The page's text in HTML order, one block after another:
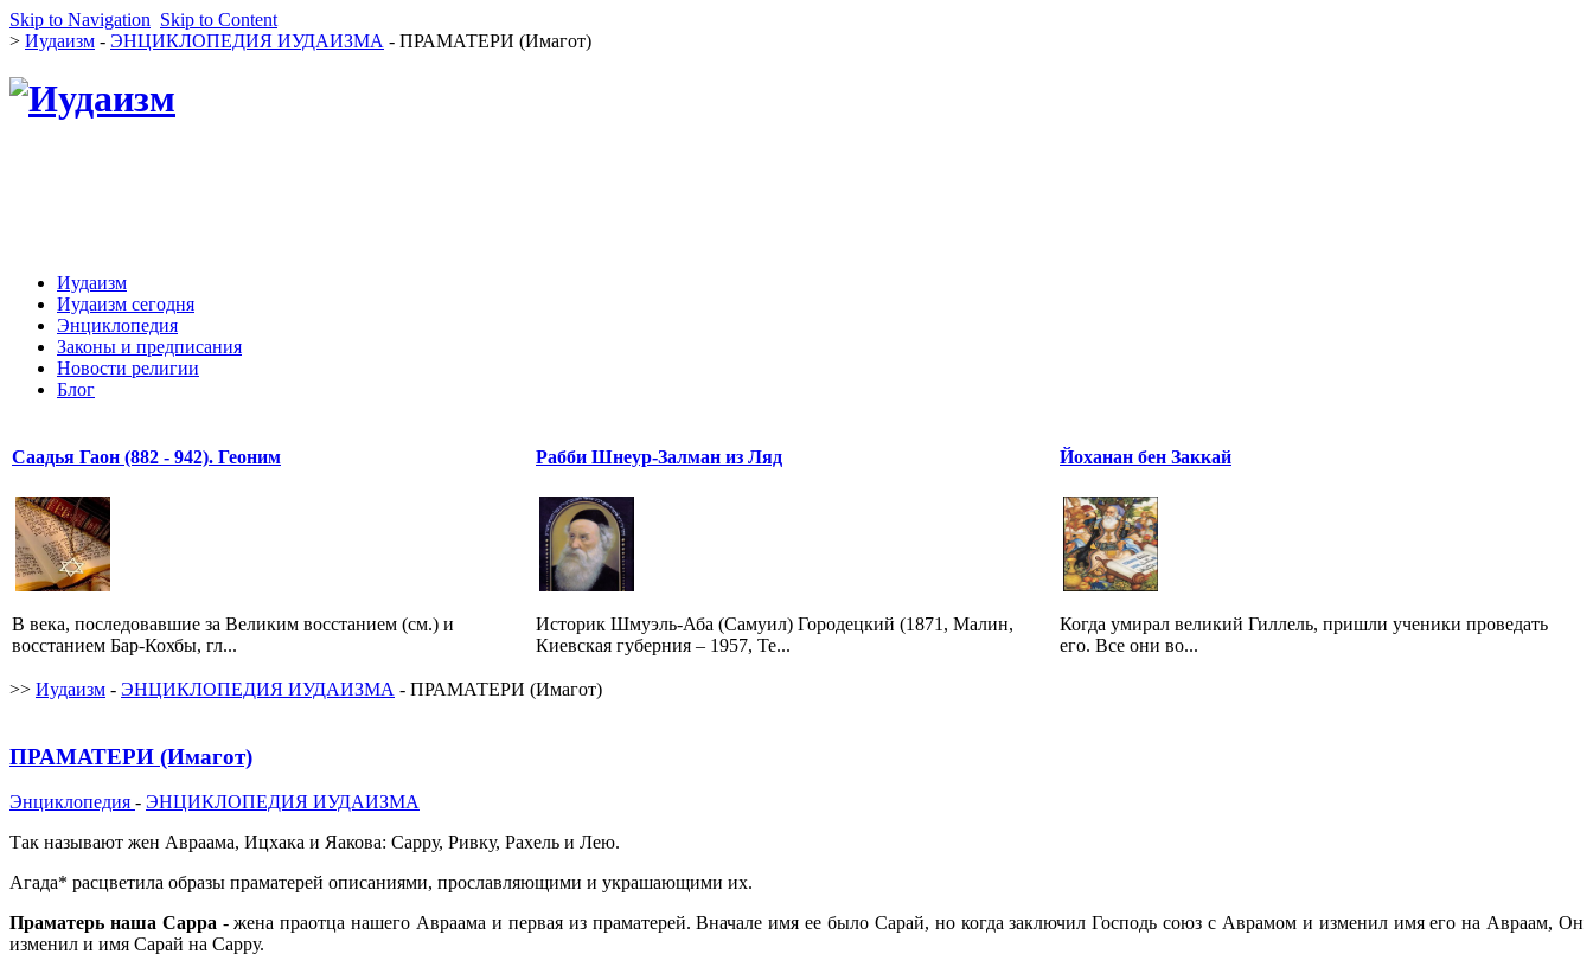
Skip to Navigation Skip to Content
> Иудаизм - ЭНЦИКЛОПЕДИЯ ИУДАИЗМА - ПРАМАТЕРИ (Имагот)
Иудаизм
Иудаизм сегодня
Энциклопедия
Законы и предписания
Новости религии
Блог
Саадья Гаон (882 - 942). Геоним
В века, последовавшие за Великим восстанием (см.) и
восстанием Бар-Кохбы, гл...
Рабби Шнеур-Залман из Ляд
Историк Шмуэль-Аба (Самуил) Городецкий (1871, Малин,
Киевская губерния – 1957, Те...
Йоханан бен Заккай
Когда умирал великий Гиллель, пришли ученики проведать
его. Все они во...
>> Иудаизм - ЭНЦИКЛОПЕДИЯ ИУДАИЗМА - ПРАМАТЕРИ (Имагот)
ПРАМАТЕРИ (Имагот)
Энциклопедия - ЭНЦИКЛОПЕДИЯ ИУДАИЗМА
Так называют жен Авраама, Ицхака и Яакова: Сарру, Ривку, Рахель и Лею.
Агада* расцветила образы праматерей описаниями, прославляющими и украшающими их.
Праматерь наша Сарра - жена праотца нашего Авраама и первая из праматерей. Вначале имя ее было Сарай, но когда заключил Господь союз с Аврамом и изменил имя его на Авраам, Он
изменил и имя Сарай на Сарру.